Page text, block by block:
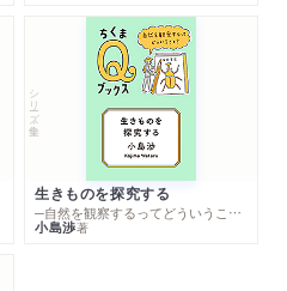
シリーズ・全集
生きものを探究する
─自然を観察するってどういうこと？
小島渉著